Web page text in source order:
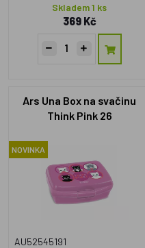
Skladem 1 ks
369 Kč
Ars Una Box na svačinu
Think Pink 26
NOVINKA
AU52545191